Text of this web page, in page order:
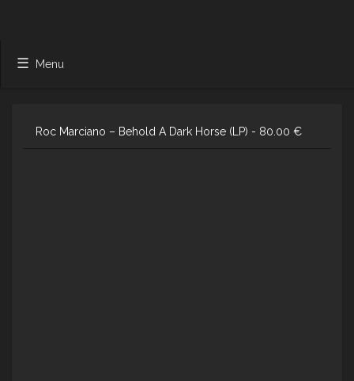
Menu
Roc Marciano – Behold A Dark Horse (LP) - 80.00 €